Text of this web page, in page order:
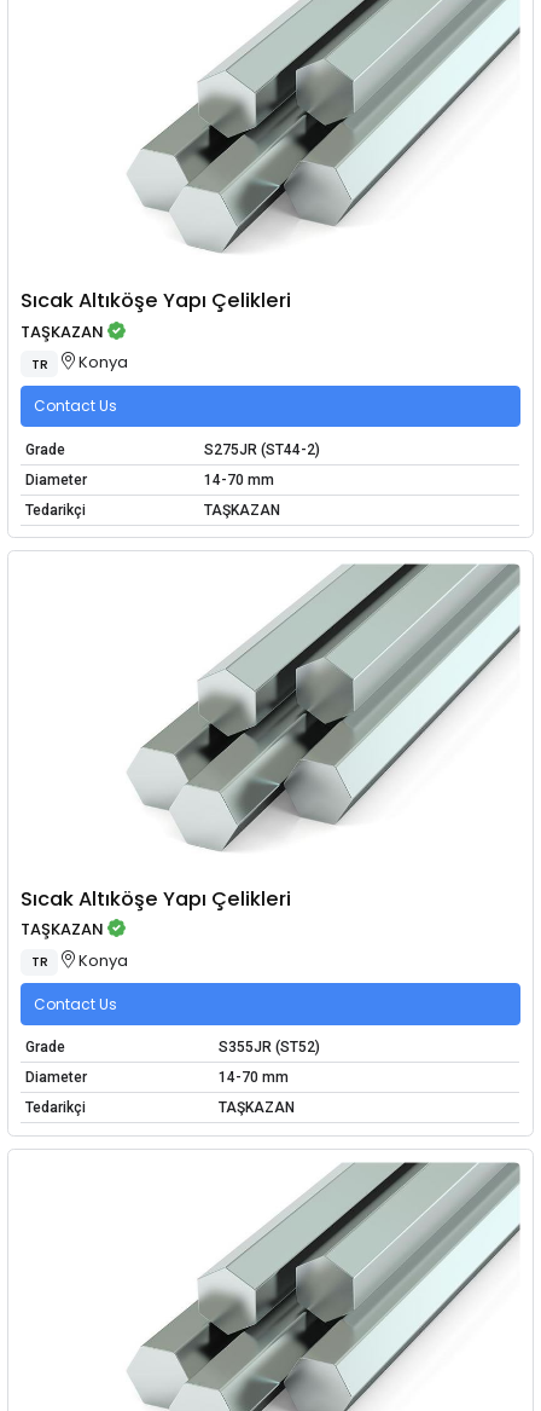
Sıcak Altıköşe Yapı Çelikleri
TAŞKAZAN
TR Konya
Contact Us
Grade
S275JR (ST44-2)
Diameter
14-70 mm
Tedarikçi
TAŞKAZAN
Sıcak Altıköşe Yapı Çelikleri
TAŞKAZAN
TR Konya
Contact Us
Grade
S355JR (ST52)
Diameter
14-70 mm
Tedarikçi
TAŞKAZAN